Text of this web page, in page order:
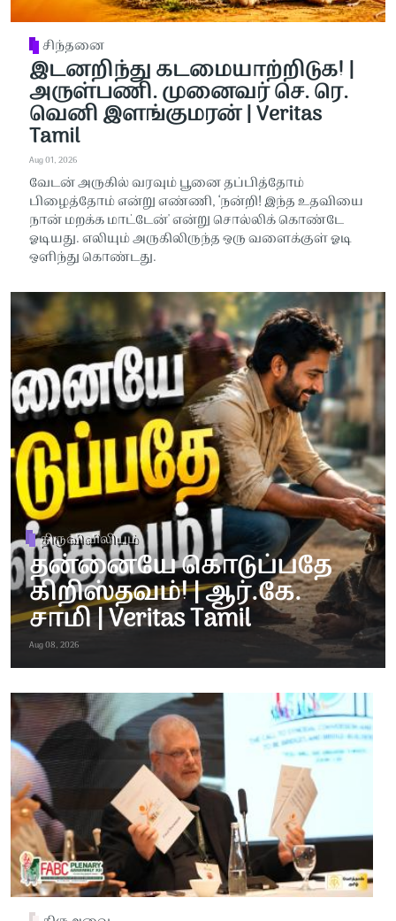
சிந்தனை
இடனறிந்து கடமையாற்றிடுக! |
அருள்பணி. முனைவர் செ. ரெ.
வெனி இளங்குமரன் | Veritas
Tamil
Aug 01, 2026
வேடன் அருகில் வரவும் பூனை தப்பித்தோம்
பிழைத்தோம் என்று எண்ணி, ‘நன்றி! இந்த உதவியை
நான் மறக்க மாட்டேன்' என்று சொல்லிக் கொண்டே
ஓடியது. எலியும் அருகிலிருந்த ஒரு வளைக்குள் ஓடி
ஒளிந்து கொண்டது.
திருவிவிலியம்
தன்னையே கொடுப்பதே
கிறிஸ்தவம்! | ஆர்.கே.
சாமி | Veritas Tamil
Aug 08, 2026